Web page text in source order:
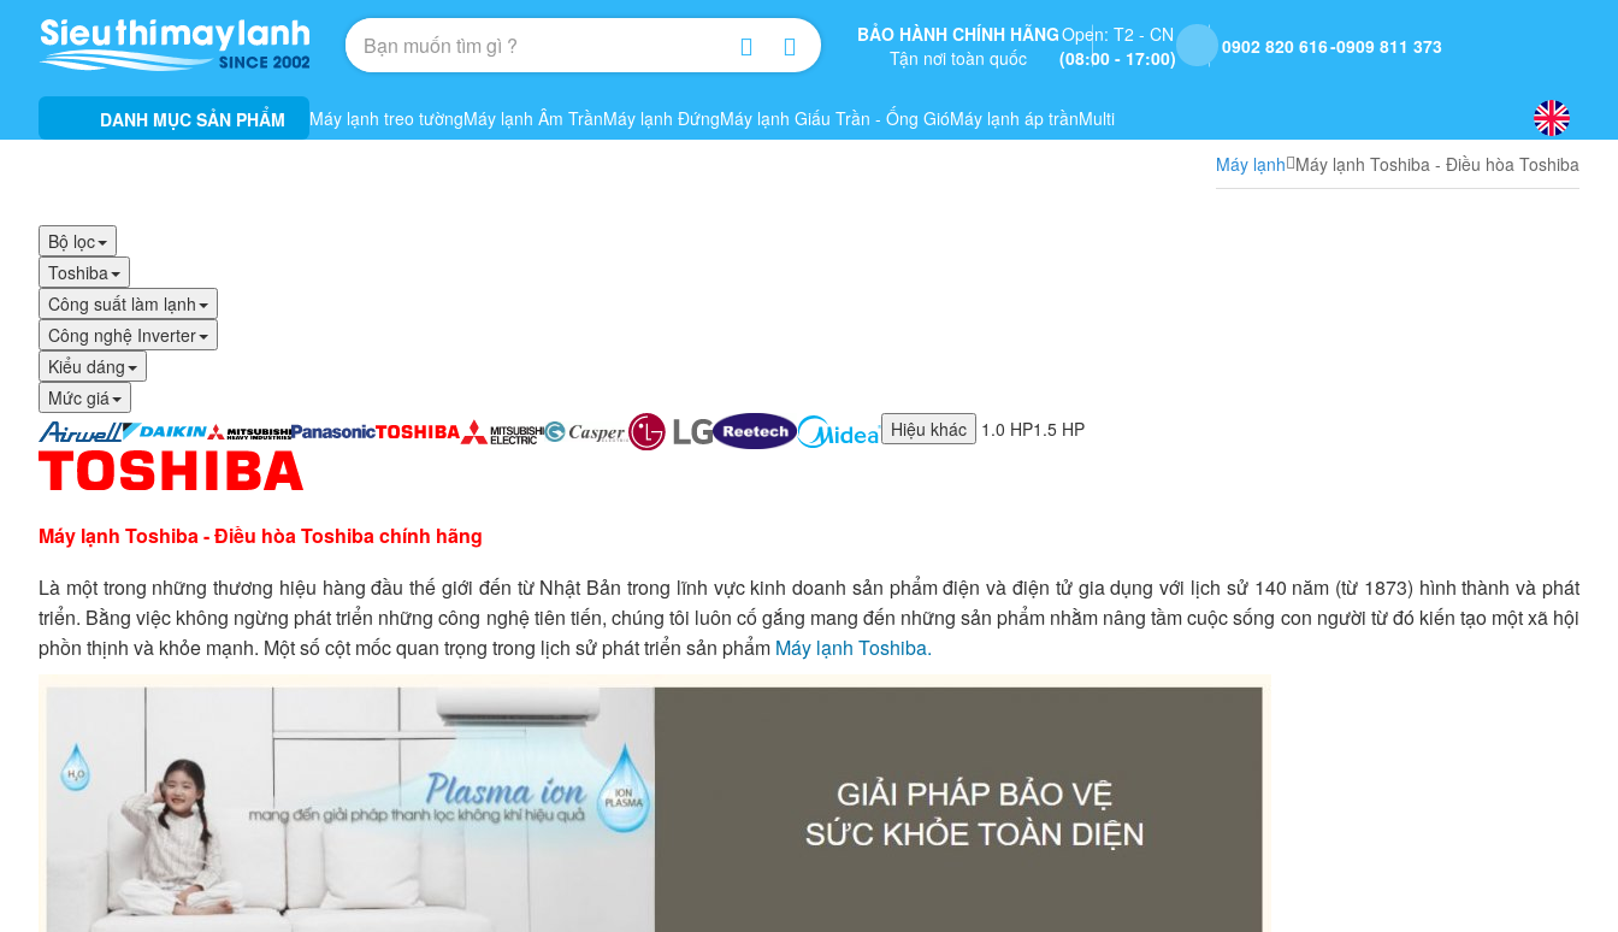
BẢO HÀNH CHÍNH HÃNG
Tận nơi toàn quốc
Open: T2 - CN
(08:00 - 17:00)
0902 820 616 0909 811 373
DANH MỤC SẢN PHẨM Máy lạnh treo tườngMáy lạnh Âm TrầnMáy lạnh ĐứngMáy lạnh Giấu Trần - Ống GióMáy lạnh áp trầnMulti
Máy lạnh Máy lạnh Toshiba - Điều hòa Toshiba
Bộ lọc
Toshiba
Công suất làm lạnh
Công nghệ Inverter
Kiểu dáng
Mức giá
Hiệu khác
1.0 HP1.5 HP
Máy lạnh Toshiba - Điều hòa Toshiba chính hãng
Là một trong những thương hiệu hàng đầu thế giới đến từ Nhật Bản trong lĩnh vực kinh doanh sản phẩm điện và điện tử gia dụng với lịch sử 140 năm (từ 1873) hình thành và phát
triển. Bằng việc không ngừng phát triển những công nghệ tiên tiến, chúng tôi luôn cố gắng mang đến những sản phẩm nhằm nâng tầm cuộc sống con người từ đó kiến tạo một xã hội
phồn thịnh và khỏe mạnh. Một số cột mốc quan trọng trong lịch sử phát triển sản phẩm Máy lạnh Toshiba.